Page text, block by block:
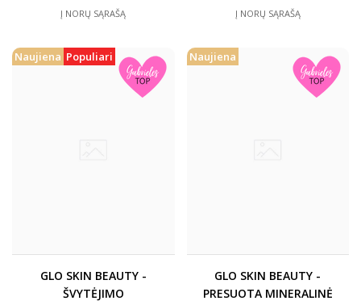
Į NORŲ SĄRAŠĄ Į NORŲ SĄRAŠĄ
Naujiena Populiari
GLO SKIN BEAUTY -
ŠVYTĖJIMO
Naujiena
GLO SKIN BEAUTY -
PRESUOTA MINERALINĖ